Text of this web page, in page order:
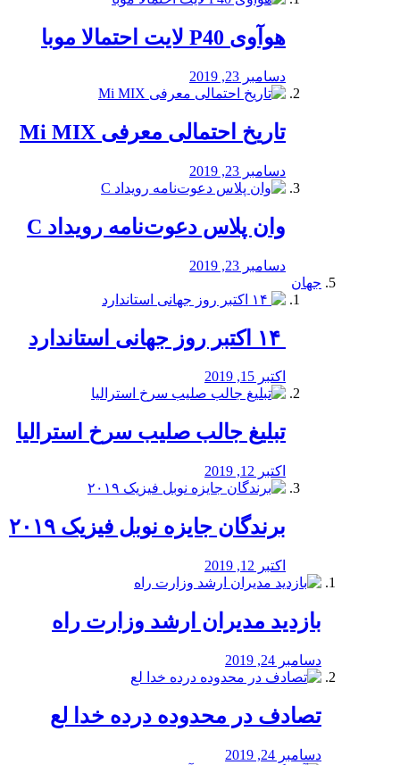
هوآوی P40 لایت احتمالا موبا
دسامبر 23, 2019
تاریخ احتمالی معرفی Mi MIX
دسامبر 23, 2019
وان پلاس دعوت‌نامه رویداد C
دسامبر 23, 2019
جهان
اکتبر 15, 2019
تبلیغ جالب صلیب سرخ استرالیا
اکتبر 12, 2019
برندگان جایزه نوبل فیزیک ۲۰۱۹
اکتبر 12, 2019
بازدید مدیران ارشد وزارت راه
دسامبر 24, 2019
تصادف در محدوده درده خدا لع
دسامبر 24, 2019